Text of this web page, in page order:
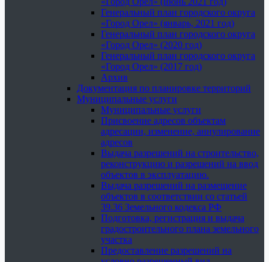
Генеральный план городского округа
«Город Орел» (январь, 2021 год)
Генеральный план городского округа
«Город Орел» (2020 год)
Генеральный план городского округа
«Город Орел» (2017 год)
Архив
Документация по планировке территорий
Муниципальные услуги
Муниципальные услуги
Присвоение адресов объектам
адресации, изменение, аннулирование
адресов
Выдача разрешений на строительство,
реконструкцию и разрешений на ввод
объектов в эксплуатацию.
Выдача разрешений на размещение
объектов в соответствии со статьей
39.36 Земельного кодекса РФ
Подготовка, регистрация и выдача
градостроительного плана земельного
участка
Предоставление разрешений на